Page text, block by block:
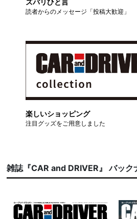
ズバリひと言
読者からのメッセージ「投稿大歓迎」
楽しいショッピング
注目グッズをご用意しました
雑誌『CAR and DRIVER』 バック